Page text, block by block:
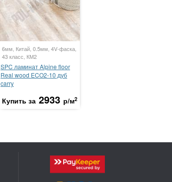
6мм, Китай, 0.5мм, 4V-фаска,
43 класс, КМ2
SPC ламинат Alpine floor
Real wood ECO2-10 дуб
carry
Купить за 2933 р/м2